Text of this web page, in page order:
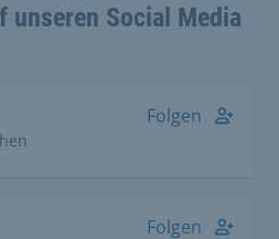
unseren Social Media
Folgen
Folgen